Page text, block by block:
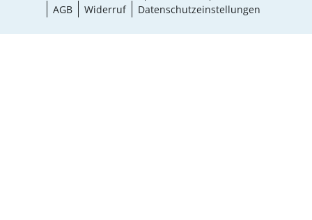
AGB
Widerruf Datenschutzeinstellungen